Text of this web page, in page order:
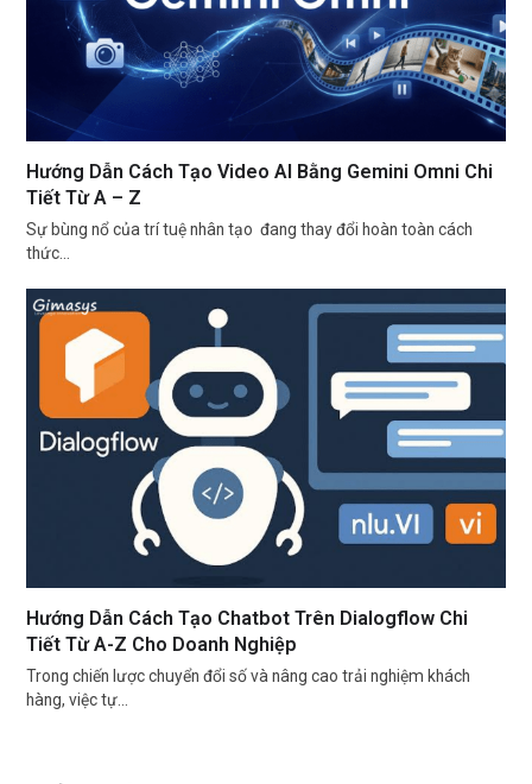
Hướng Dẫn Cách Tạo Video AI Bằng Gemini Omni Chi
Tiết Từ A – Z
Sự bùng nổ của trí tuệ nhân tạo đang thay đổi hoàn toàn cách
thức…
Hướng Dẫn Cách Tạo Chatbot Trên Dialogflow Chi
Tiết Từ A-Z Cho Doanh Nghiệp
Trong chiến lược chuyển đổi số và nâng cao trải nghiệm khách
hàng, việc tự…